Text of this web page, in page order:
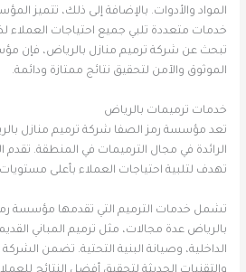
المواد والأدوات. بالإضافة إلى ذلك، تتميز
خدمات متعددة تلبي جميع احتياجات العملاء
تبحث عن شركة ترميم منازل بالرياض، فإن
الموثوق والآمن لتحقيق نتائج ممتازة ودائمة.
خدمات ترميمات بالرياض
تعد مؤسسة رمز الصفا شركة ترميم منازل
الرائدة في مجال الترميمات في المنطقة.
تهدف لتلبية احتياجات العملاء بأعلى مستويات
تشمل خدمات الترميم التي تقدمها مؤسسة
بالرياض عدة مجالات، مثل ترميم المباني
الداخلية، وصيانة البنية التحتية. تضمن